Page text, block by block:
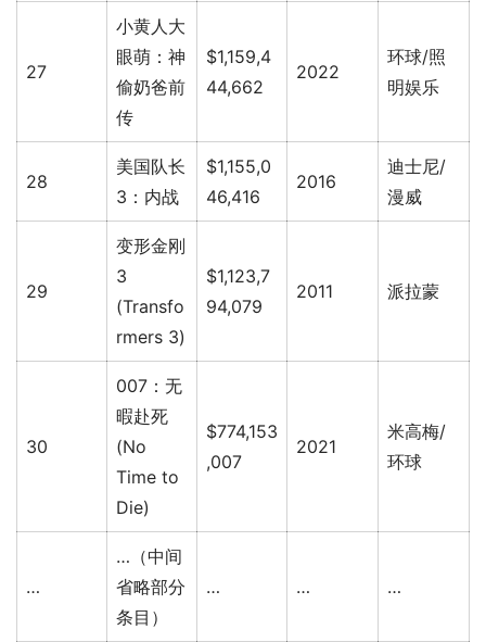
27
小黄人大
眼萌：神
偷奶爸前
传
$1,159,4
44,662
2022
环球/照
明娱乐
28
美国队长
3：内战
$1,155,0
46,416
2016
迪士尼/
漫威
29
变形金刚
3
(Transfo
rmers 3)
$1,123,7
94,079
2011 派拉蒙
30
007：无
暇赴死
(No
Time to
Die)
$774,153
,007
2021
米高梅/
环球
…
…（中间
省略部分
条目）
… … …